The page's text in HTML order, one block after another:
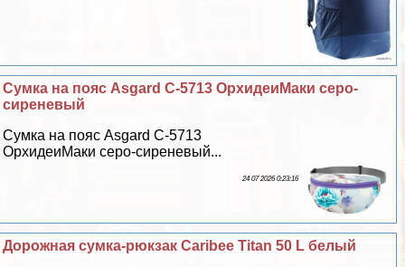
Сумка на пояс Asgard С-5713 ОрхидеиМаки серо-
сиреневый
Сумка на пояс Asgard С-5713
ОрхидеиМаки серо-сиреневый...
24 07 2026 0:23:16
Дорожная сумка-рюкзак Caribee Titan 50 L белый